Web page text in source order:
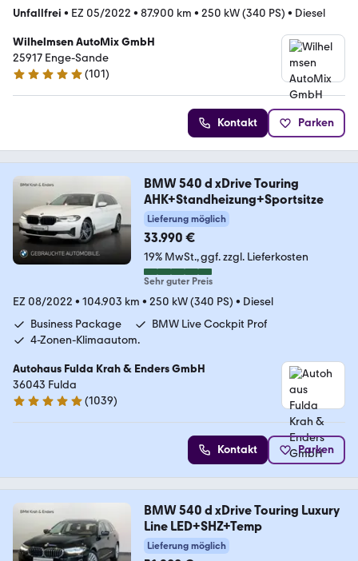
Unfallfrei • EZ 05/2022 • 87.900 km • 250 kW (340 PS) • Diesel
Wilhelmsen AutoMix GmbH
25917 Enge-Sande
4.9 Sterne
(101)
Kontakt Parken
BMW 540 d xDrive Touring
AHK+Standheizung+Sportsitze
Lieferung möglich
33.990 €
19% MwSt. ggf. zzgl. Lieferkosten
Sehr guter Preis
EZ 08/2022 • 104.903 km • 250 kW (340 PS) • Diesel
Business Package
BMW Live Cockpit Prof
4-Zonen-Klimaautom.
Autohaus Fulda Krah & Enders GmbH
36043 Fulda
4.9 Sterne
(1039)
Kontakt Parken
BMW 540 d xDrive Touring Luxury
Line LED+SHZ+Temp
Lieferung möglich